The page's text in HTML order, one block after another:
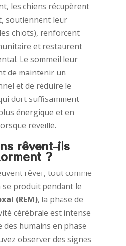
les chiens récupèrent
soutiennent leur
chiots), renforcent
et restaurent
Le sommeil leur
de maintenir un
et de réduire le
dort suffisamment
énergique et en
réveillé.
rêvent-ils
?
rêver, tout comme
se produit pendant le
(REM), la phase de
cérébrale est intense
des humains en phase
observer des signes